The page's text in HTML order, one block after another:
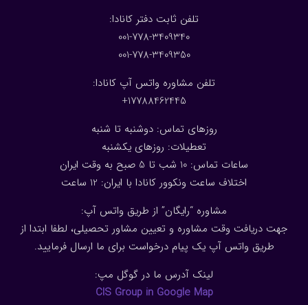
:تلفن ثابت دفتر کانادا
001-778-3409340
001-778-3409350
تلفن مشاوره واتس آپ کانادا:
17788462445+
روزهای تماس: دوشنبه تا شنبه
تعطیلات: روزهای یکشنبه
ساعات تماس: 10 شب تا 5 صبح به وقت ایران
اختلاف ساعت ونکوور کانادا با ایران: 1 2 ساعت
مشاوره “رایگان” از طریق واتس آپ:
جهت دریافت وقت مشاوره و تعیین مشاور تحصیلی، لطفا ابتدا از
طریق واتس آپ یک پیام درخواست برای ما ارسال فرمایید.
لینک آدرس ما در گوگل مپ:
CIS Group in Google Map